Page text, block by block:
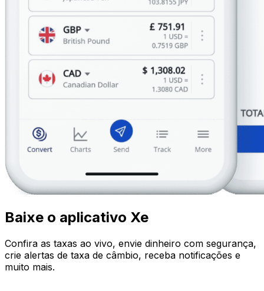
Baixe o aplicativo Xe
Confira as taxas ao vivo, envie dinheiro com segurança,
crie alertas de taxa de câmbio, receba notificações e
muito mais.